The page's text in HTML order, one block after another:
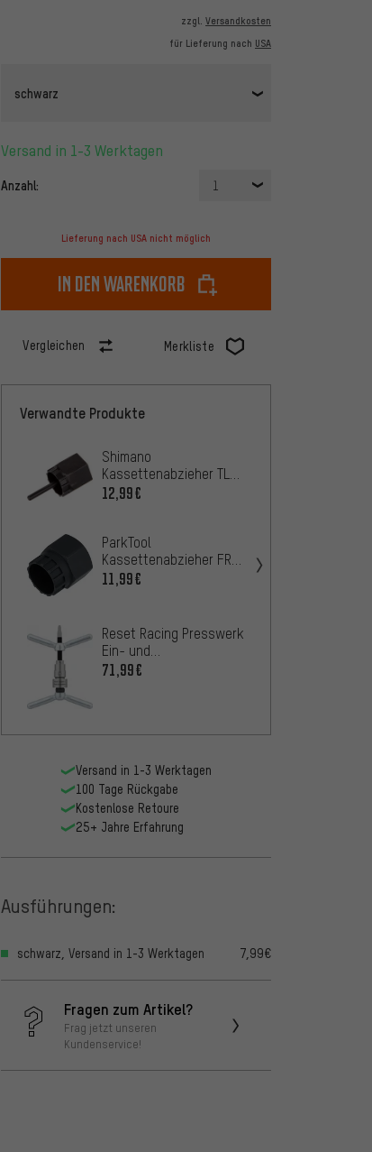
zzgl. Versandkosten
für Lieferung nach USA
schwarz
Versand in 1-3 Werktagen
Anzahl: 1
Lieferung nach USA nicht möglich
In den Warenkorb
Vergleichen Merkliste
Verwandte Produkte
Shimano
Kassettenabzieher TL-
LR15
12,99€
ParkTool
Kassettenabzieher FR-
5.2
11,99€
Reset Racing Presswerk
Ein- und
Auspresswerkzeug
71,99€
Versand in 1-3 Werktagen
100 Tage Rückgabe
Kostenlose Retoure
25+ Jahre Erfahrung
Ausführungen:
schwarz, Versand in 1-3 Werktagen 7,99€
Fragen zum Artikel?
Frag jetzt unseren
Kundenservice!